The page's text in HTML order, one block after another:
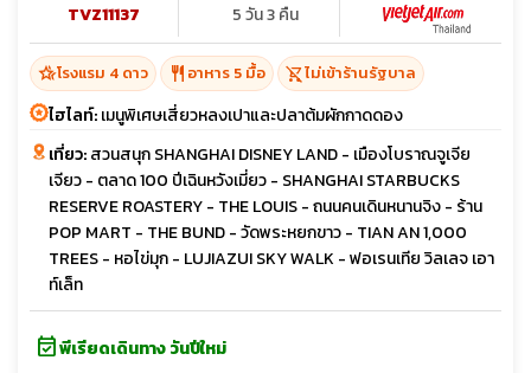
TVZ11137
5 วัน 3 คืน
hotel_classโรงแรม 4 ดาว restaurant อาหาร 5 มื้อ shopping_cart_offไม่เข้าร้านรัฐบาล
ไฮไลท์:เมนูพิเศษเสี่ยวหลงเปาและปลาต้มผักกาดดอง
เที่ยว:สวนสนุก SHANGHAI DISNEY LAND - เมืองโบราณจูเจีย
เจียว - ตลาด 100 ปีเฉินหวังเมี่ยว - SHANGHAI STARBUCKS
RESERVE ROASTERY - THE LOUIS - ถนนคนเดินหนานจิง - ร้าน
POP MART - THE BUND - วัดพระหยกขาว - TIAN AN 1,000
TREES - หอไข่มุก - LUJIAZUI SKY WALK - ฟอเรนเทีย วิลเลจ เอา
ท์เล็ท
event_availableพีเรียดเดินทาง วันปีใหม่